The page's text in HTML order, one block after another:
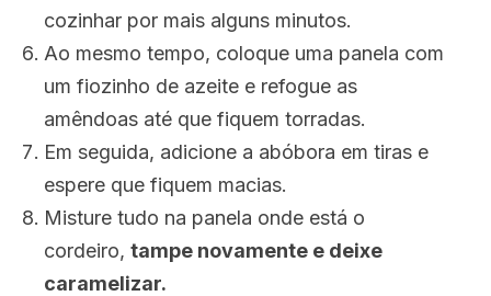
cozinhar por mais alguns minutos.
Ao mesmo tempo, coloque uma panela com
um fiozinho de azeite e refogue as
amêndoas até que fiquem torradas.
Em seguida, adicione a abóbora em tiras e
espere que fiquem macias.
Misture tudo na panela onde está o
cordeiro, tampe novamente e deixe
caramelizar.